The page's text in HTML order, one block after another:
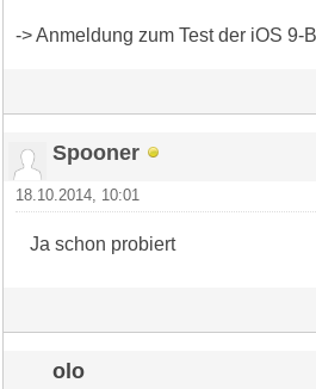
-> Anmeldung zum Test der iOS 9-
Spooner
18.10.2014, 10:01
Ja schon probiert
olo